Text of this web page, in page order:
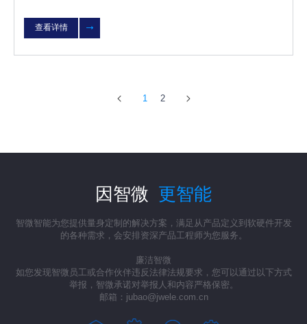
查看详情
1 2
因智微 更智能
智微智能为您提供量身定制的解决方案，满足从产品定义到软硬件开发
的各种需求，会安排资深产品工程师为您服务。
廉洁智微
如您发现智微员工或合作伙伴违反法律法规要求，您可以通过以下方式
举报，智微承诺对举报人和内容严格保密。
邮箱：jubao@jwele.com.cn